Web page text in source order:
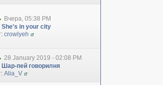
Вчера, 05:38 PM
She's in your city
crowlyeh
28 January 2019 - 02:08 PM
Шар-пей говорилня
Alia_V